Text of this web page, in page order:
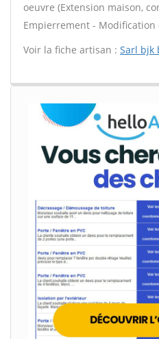
oeuvre (Extension maison,
Empierrement - Modification
Voir la fiche artisan : Sarl bjk